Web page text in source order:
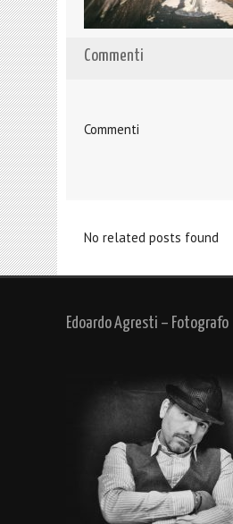
Commenti
Commenti
No related posts found
Edoardo Agresti – Fotografo